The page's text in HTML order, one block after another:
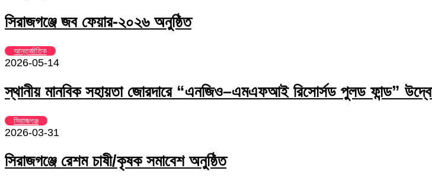
সিরাজগঞ্জে জব ফেয়ার-২০২৬ অনুষ্ঠিত
আন্তর্জাতিক
2026-05-14
স্থানীয় মানবিক সহায়তা জোরদারে “এনজিও–এমএফআই রিসোর্সড পুলড ফান্ড”
সিরাজগঞ্জ
2026-03-31
সিরাজগঞ্জে রেশম চাষী/কৃষক সমাবেশ অনুষ্ঠিত